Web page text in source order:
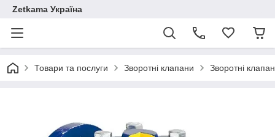
Zetkama Україна
Товари та послуги Зворотні клапани Зворотні